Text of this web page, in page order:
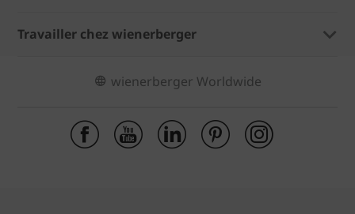
Travailler chez wienerberger
wienerberger Worldwide